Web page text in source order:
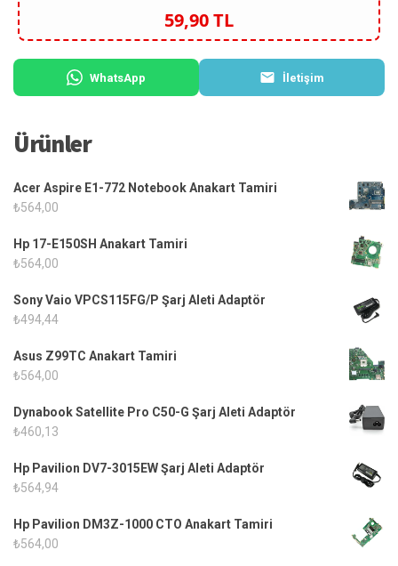
59,90 TL
WhatsApp İletişim
Ürünler
Acer Aspire E1-772 Notebook Anakart Tamiri
₺564,00
Hp 17-E150SH Anakart Tamiri
₺564,00
Sony Vaio VPCS115FG/P Şarj Aleti Adaptör
₺494,44
Asus Z99TC Anakart Tamiri
₺564,00
Dynabook Satellite Pro C50-G Şarj Aleti Adaptör
₺460,13
Hp Pavilion DV7-3015EW Şarj Aleti Adaptör
₺564,94
Hp Pavilion DM3Z-1000 CTO Anakart Tamiri
₺564,00